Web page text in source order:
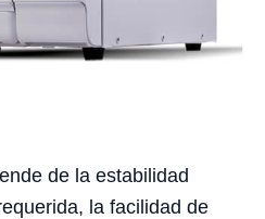
de la estabilidad
la facilidad de